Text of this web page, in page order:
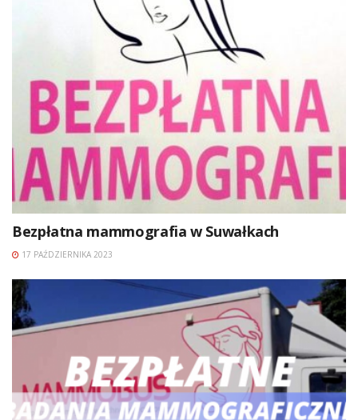
Bezpłatna mammografia w Suwałkach
17 PAŹDZIERNIKA 2023